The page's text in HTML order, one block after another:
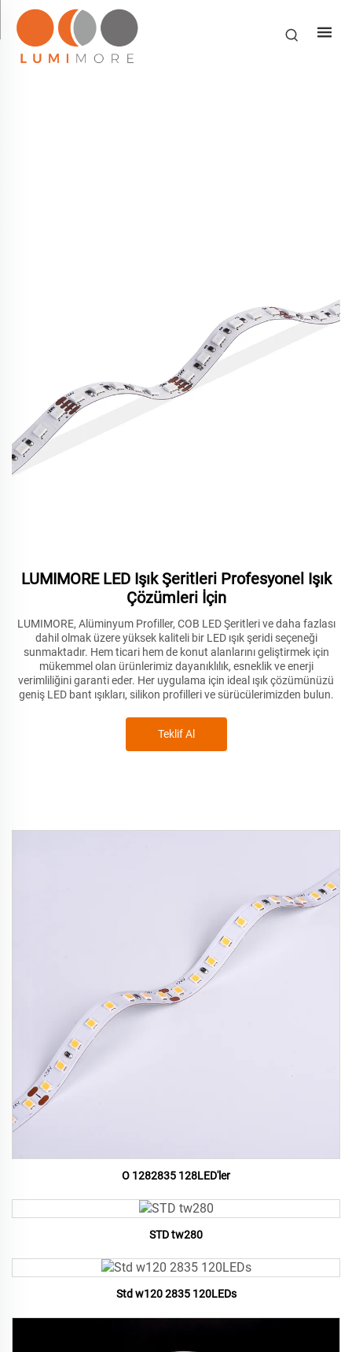
LUMIMORE LED Işık Şeritleri Profesyonel Işık
Çözümleri İçin
LUMIMORE, Alüminyum Profiller, COB LED Şeritleri ve daha fazlası
dahil olmak üzere yüksek kaliteli bir LED ışık şeridi seçeneği
sunmaktadır. Hem ticari hem de konut alanlarını geliştirmek için
mükemmel olan ürünlerimiz dayanıklılık, esneklik ve enerji
verimliliğini garanti eder. Her uygulama için ideal ışık çözümünüzü
geniş LED bant ışıkları, silikon profilleri ve sürücülerimizden bulun.
Teklif Al
O 1282835 128LED'ler
STD tw280
Std w120 2835 120LEDs